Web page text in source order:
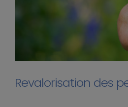
Revalorisation des